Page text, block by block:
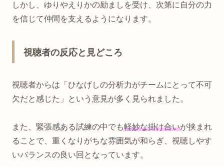
しかし、ゆりやえりかの励ましを受け、次第に自分の力
を信じて仲間を支えるようになります。
視聴者の反応と見どころ
視聴者からは「ひなげしの分析力がチームにとって不可
欠だと感じた」という意見が多く見られました。
また、緊張感ある試練の中でも軽妙な掛け合いが挟まれ
ることで、重くなりがちな雰囲気が和らぎ、視聴しやす
いバランスの良い回となっています。